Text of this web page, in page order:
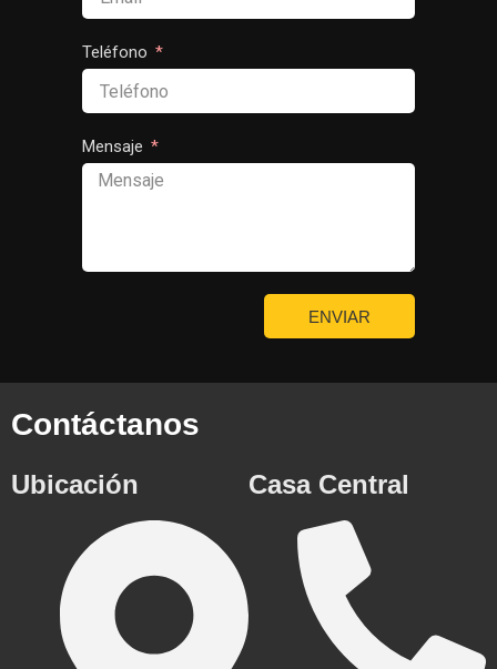
Teléfono
Mensaje
ENVIAR
Contáctanos
Ubicación Casa Central